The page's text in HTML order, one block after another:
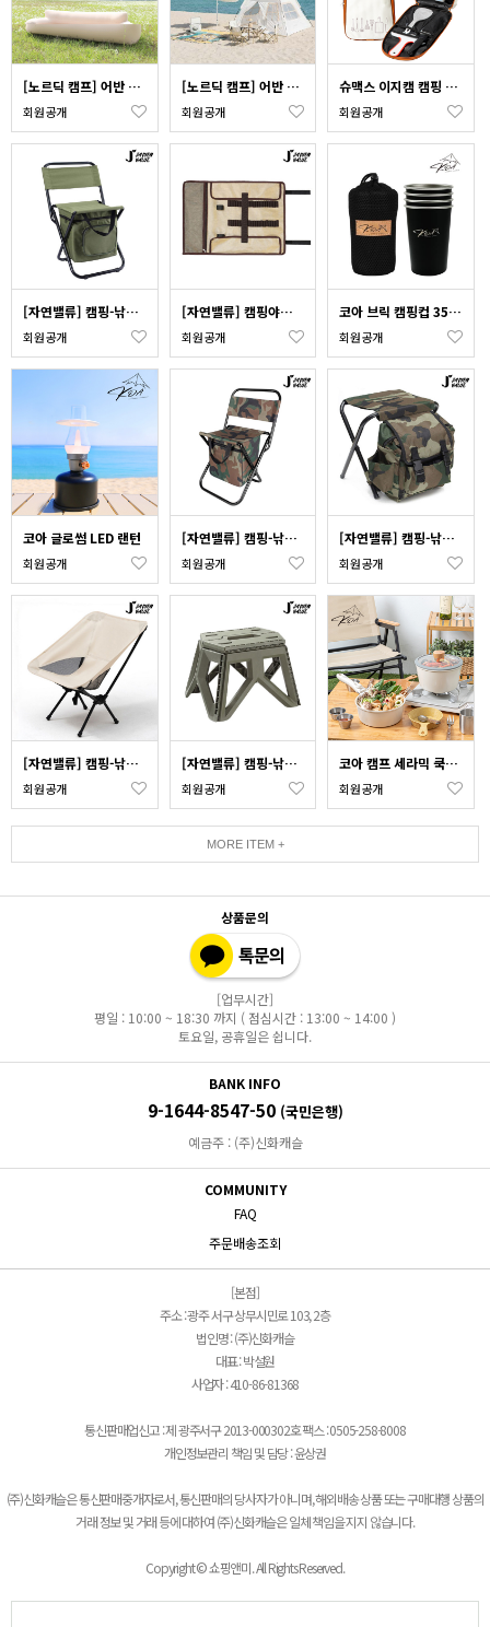
[노르딕 캠프] 어반 화이트 더블 에어소파 (2~3인) (무선에어펌프 탑재) NOR-AS100
회원공개
[노르딕 캠프] 어반 화이트 원터치 텐트 (3~4인용) NOR-UW01
회원공개
슈맥스 이지캠 캠핑 조리도구세트 8p
회원공개
[자연밸류] 캠핑-낚시-야외 휴대용 접이식 아이스백 의자 JVM-XPT01
회원공개
[자연밸류] 캠핑야외 그라운드 네일키트 수납보관함 JVM-OAM01
회원공개
코아 브릭 캠핑컵 350ml (4P)
회원공개
코아 글로썸 LED 랜턴
회원공개
[자연밸류] 캠핑-낚시-야외 휴대용 접이식 보관겸용의자 JVM-UMR01
회원공개
[자연밸류] 캠핑-낚시-야외 휴대용 접이식 백팩의자 JVM-UMC01
회원공개
[자연밸류] 캠핑-낚시-야외 휴대용 접는 의자 JVM-BTU01
회원공개
[자연밸류] 캠핑-낚시-야외 접이식 간이의자 JVM-XPY01
회원공개
코아 캠프 세라믹 쿡웨어 IH 코펠 4P KOA-COOK
회원공개
MORE ITEM +
상품문의
[업무시간]
평일 : 10:00 ~ 18:30 까지 ( 점심시간 : 13:00 ~ 14:00 )
토요일, 공휴일은 쉽니다.
BANK INFO
9-1644-8547-50 (국민은행)
예금주 : (주)신화캐슬
COMMUNITY
FAQ
주문배송조회
[본점]
주소 : 광주 서구 상무시민로 103, 2층
법인명 : (주)신화캐슬
대표 : 박설원
사업자 : 410-86-81368
통신판매업신고 : 제 광주서구 2013-000302호 팩스 : 0505-258-8008
개인정보관리 책임 및 담당 : 윤상권
(주)신화캐슬은 통신판매중개자로서, 통신판매의 당사자가 아니며, 해외배송 상품 또는 구매대행 상품의
거래 정보 및 거래 등에 대하여 (주)신화캐슬은 일체 책임을 지지 않습니다.
Copyright © 쇼핑앤미. All Rights Reserved.